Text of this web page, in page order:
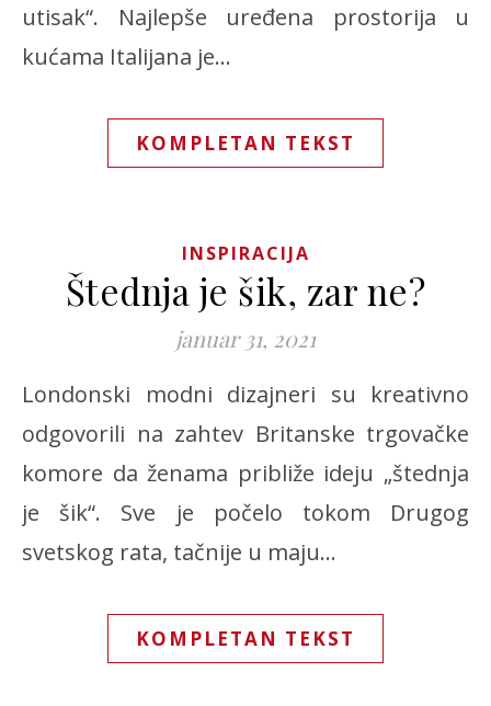
utisak“. Najlepše uređena prostorija u
kućama Italijana je…
KOMPLETAN TEKST
INSPIRACIJA
Štednja je šik, zar ne?
januar 31, 2021
Londonski modni dizajneri su kreativno
odgovorili na zahtev Britanske trgovačke
komore da ženama približe ideju „štednja
je šik“. Sve je počelo tokom Drugog
svetskog rata, tačnije u maju…
KOMPLETAN TEKST